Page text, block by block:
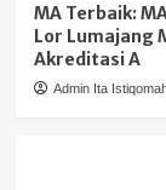
MA Terbaik:
Lor Lumajang
Akreditasi A
Admin Ita